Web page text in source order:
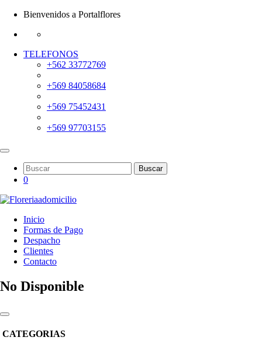
Bienvenidos a Portalflores
TELEFONOS
+562 33772769
+569 84058684
+569 75452431
+569 97703155
Buscar
0
Inicio
Formas de Pago
Despacho
Clientes
Contacto
No Disponible
CATEGORIAS